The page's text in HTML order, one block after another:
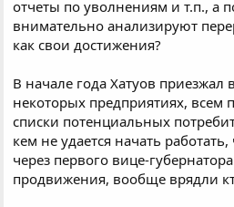
отчеты по уволнениям и т.п., а
внимательно анализируют
как свои достижения?
В начале года Хатуов
некоторых предприятиях, всем
списки потенциальных
кем не удается начать
через первого вице-
продвижения, вообще врядли